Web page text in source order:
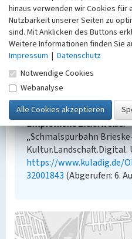
Empfohlene Zitierweise
Urheberrechtlicher
Der hier präsentierte
Lizenz dl-by-de/2.0
angezeigten Medien
zusätzlichen
an diesen ausgewiesen
Empfohlene Zitierweise
„Schmalspurbahn
Kultur.Landschaft.Digital.
https://www.kuladig.de/
32001843 (Abgerufen: 6.
hinaus verwenden wir Cookies für
Nutzbarkeit unserer Seiten zu
sind. Mit Anklicken des Buttons
Weitere Informationen finden Sie
Impressum | Datenschutz
Notwendige Cookies
Webanalyse